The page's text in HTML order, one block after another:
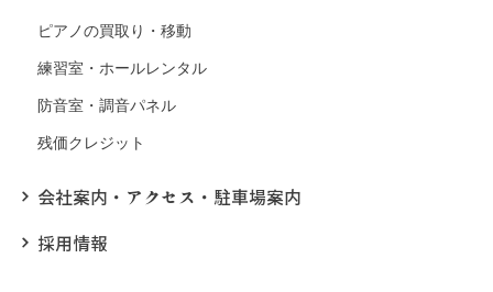
ピアノの買取り・移動
練習室・ホールレンタル
防音室・調音パネル
残価クレジット
会社案内・アクセス・駐車場案内
採用情報